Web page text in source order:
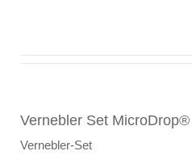
Vernebler Set
Vernebler-Set